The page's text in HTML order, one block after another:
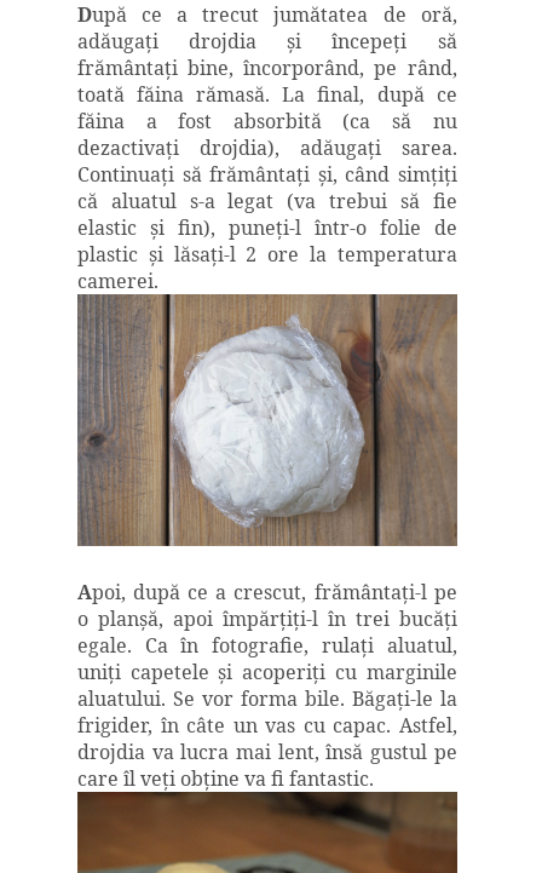
După ce a trecut jumătatea de oră,
adăugaţi drojdia şi începeţi să
frământaţi bine, încorporând, pe rând,
toată făina rămasă. La final, după ce
făina a fost absorbită (ca să nu
dezactivaţi drojdia), adăugaţi sarea.
Continuaţi să frământaţi şi, când simţiţi
că aluatul s-a legat (va trebui să fie
elastic şi fin), puneţi-l într-o folie de
plastic şi lăsaţi-l 2 ore la temperatura
camerei.
Apoi, după ce a crescut, frământaţi-l pe
o planşă, apoi împărţiţi-l în trei bucăţi
egale. Ca în fotografie, rulaţi aluatul,
uniţi capetele şi acoperiţi cu marginile
aluatului. Se vor forma bile. Băgaţi-le la
frigider, în câte un vas cu capac. Astfel,
drojdia va lucra mai lent, însă gustul pe
care îl veţi obţine va fi fantastic.